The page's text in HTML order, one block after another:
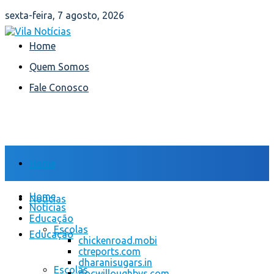
sexta-feira, 7 agosto, 2026
Home
Quem Somos
Fale Conosco
Home
Notícias
Educação
Escolas
Home
Notícias
Educação
Escolas
chickenroad.mobi
ctreports.com
dharanisugars.in